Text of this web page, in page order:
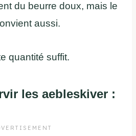
du beurre doux, mais le
aussi.
quantité suffit.
les aebleskiver :